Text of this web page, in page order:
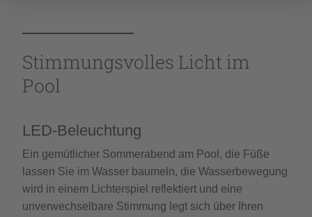
Stimmungsvolles Licht im
Pool
LED-Beleuchtung
Ein gemütlicher Sommerabend am Pool, die Füße
lassen Sie im Wasser baumeln, die Wasserbewegung
wird in einem Lichterspiel reflektiert und eine
unverwechselbare Stimmung legt sich über Ihren